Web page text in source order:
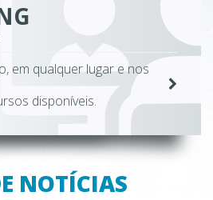
em qualquer lugar e nos
disponíveis.
NOTÍCIAS